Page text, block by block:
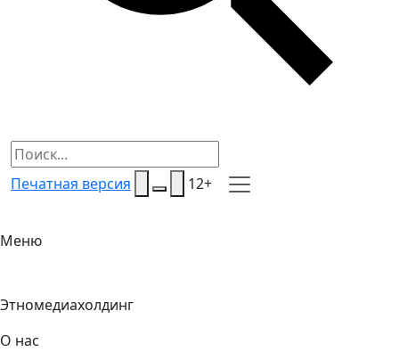
Печатная версия 12+
Меню
Этномедиахолдинг
О нас